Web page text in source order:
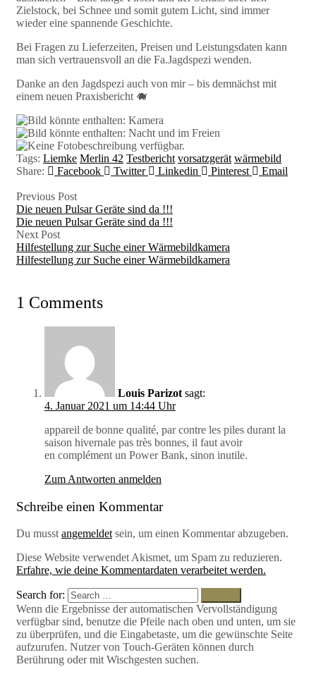
Zielstock, bei Schnee und somit gutem Licht, sind immer
wieder eine spannende Geschichte.
Bei Fragen zu Lieferzeiten, Preisen und Leistungsdaten kann
man sich vertrauensvoll an die Fa.Jagdspezi wenden.
Danke an den Jagdspezi auch von mir – bis demnächst mit
einem neuen Praxisbericht 🐗
Tags: Liemke Merlin 42 Testbericht vorsatzgerät wärmebild
Share:
Facebook Twitter Linkedin Pinterest Email
Previous Post
Die neuen Pulsar Geräte sind da !!!
Die neuen Pulsar Geräte sind da !!!
Next Post
Hilfestellung zur Suche einer Wärmebildkamera
Hilfestellung zur Suche einer Wärmebildkamera
1 Comments
Louis Parizot sagt:
4. Januar 2021 um 14:44 Uhr
appareil de bonne qualité, par contre les piles durant la
saison hivernale pas très bonnes, il faut avoir
en complément un Power Bank, sinon inutile.
Zum Antworten anmelden
Schreibe einen Kommentar
Du musstangemeldetsein, um einen Kommentar abzugeben.
Diese Website verwendet Akismet, um Spam zu reduzieren.
Erfahre, wie deine Kommentardaten verarbeitet werden.
Search for:
Wenn die Ergebnisse der automatischen Vervollständigung
verfügbar sind, benutze die Pfeile nach oben und unten, um sie
zu überprüfen, und die Eingabetaste, um die gewünschte Seite
aufzurufen. Nutzer von Touch-Geräten können durch
Berührung oder mit Wischgesten suchen.